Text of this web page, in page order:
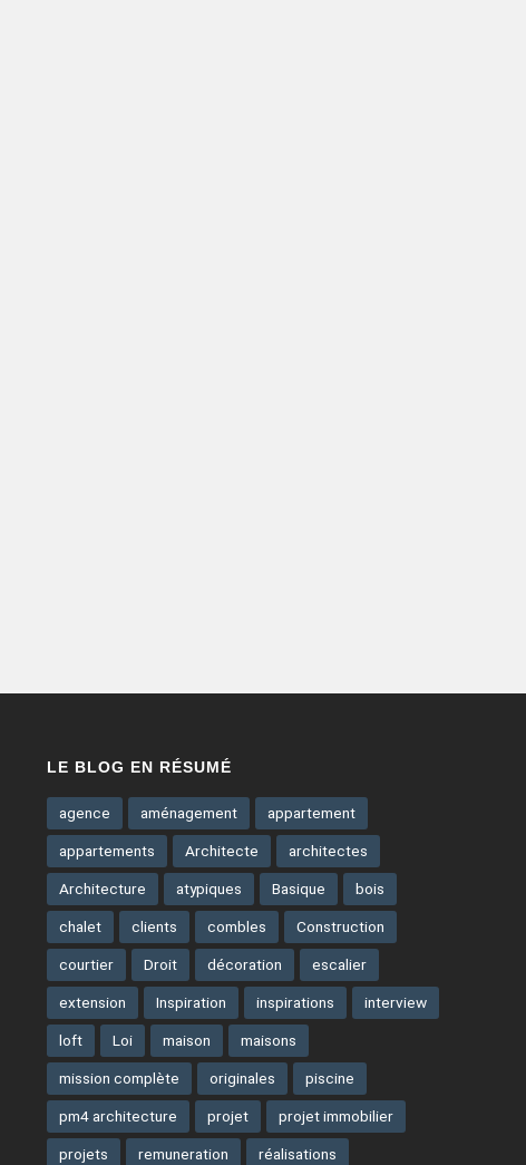
LE BLOG EN RÉSUMÉ
agence aménagement appartement
appartements Architecte architectes
Architecture atypiques Basique bois
chalet clients combles Construction
courtier Droit décoration escalier
extension Inspiration inspirations interview
loft Loi maison maisons
mission complète originales piscine
pm4 architecture projet projet immobilier
projets remuneration réalisations